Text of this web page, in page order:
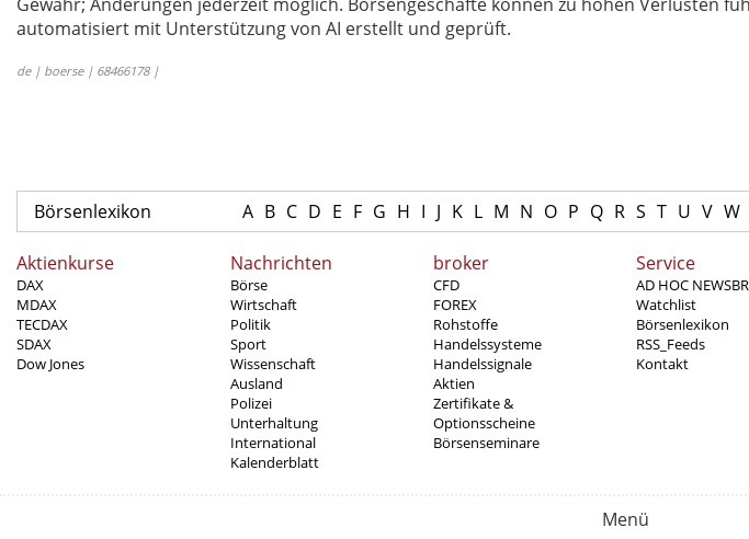
Gewähr; Änderungen jederzeit möglich. Börsengeschäfte können zu hohen Verlusten
automatisiert mit Unterstützung von AI erstellt und geprüft.
de | boerse | 68466178 |
Börsenlexikon A B C D E F G H I J K L M N O P Q R S T U V W
Aktienkurse
DAX
MDAX
TECDAX
SDAX
Dow Jones
Nachrichten
Börse
Wirtschaft
Politik
Sport
Wissenschaft
Ausland
Polizei
Unterhaltung
International
Kalenderblatt
broker
CFD
FOREX
Rohstoffe
Handelssysteme
Handelssignale
Aktien
Zertifikate &
Optionsscheine
Börsenseminare
Service
AD HOC
Watchlist
Börsenlexikon
RSS_Feeds
Kontakt
Menü